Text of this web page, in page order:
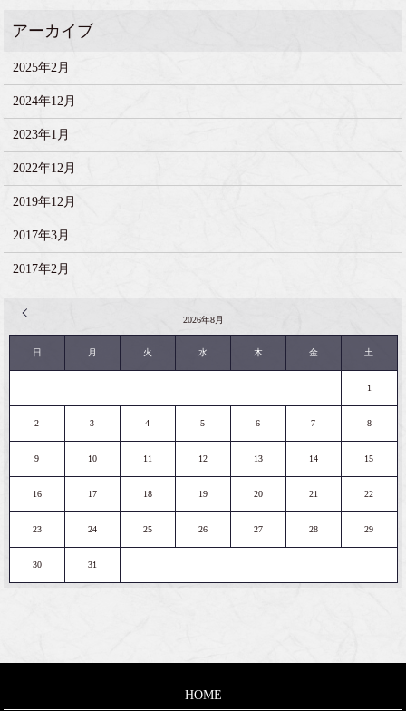
2025年2月
2024年12月
2023年1月
2022年12月
2019年12月
2017年3月
2017年2月
2026年8月
日 月 火 水 木 金 土
1
2 3 4 5 6 7 8
9 10 11 12 13 14 15
16 17 18 19 20 21 22
23 24 25 26 27 28 29
30 31
HOME